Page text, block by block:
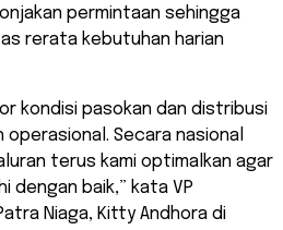
permintaan sehingga
rerata kebutuhan harian
kondisi pasokan dan distribusi
operasional. Secara nasional
terus kami optimalkan agar
dengan baik,” kata VP
Niaga, Kitty Andhora di